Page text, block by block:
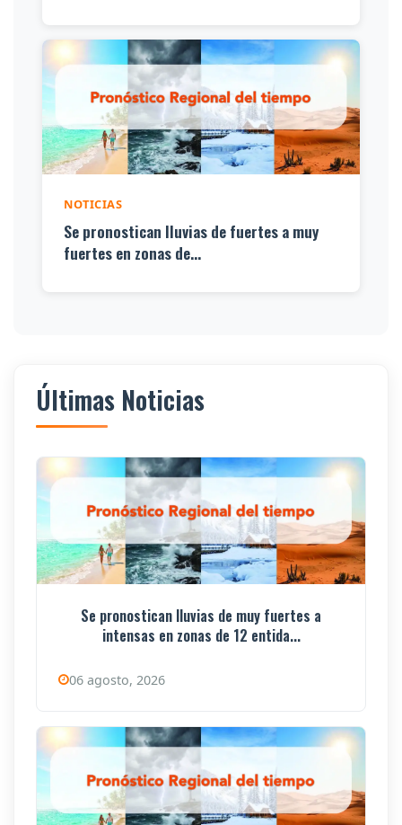
NOTICIAS
Se pronostican lluvias de fuertes a muy
fuertes en zonas de...
Últimas Noticias
Se pronostican lluvias de muy fuertes a
intensas en zonas de 12 entida...
06 agosto, 2026